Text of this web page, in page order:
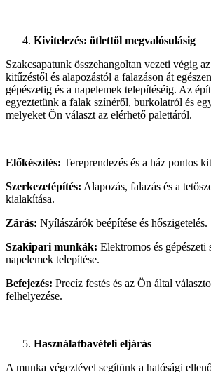
Kivitelezés: ötlettől megvalósulásig
Szakcsapatunk összehangoltan vezeti végig
kitűzéstől és alapozástól a falazáson át
gépészetig és a napelemek telepítéséig. Az
egyeztetünk a falak színéről, burkolatról és
melyeket Ön választ az elérhető palettáról.
Előkészítés: Tereprendezés és a ház pontos
Szerkezetépítés: Alapozás, falazás és a
kialakítása.
Zárás: Nyílászárók beépítése és hőszigetelés.
Szakipari munkák: Elektromos és gépészeti
napelemek telepítése.
Befejezés: Precíz festés és az Ön által
felhelyezése.
Használatbavételi eljárás
A munka végeztével segítünk a hatósági